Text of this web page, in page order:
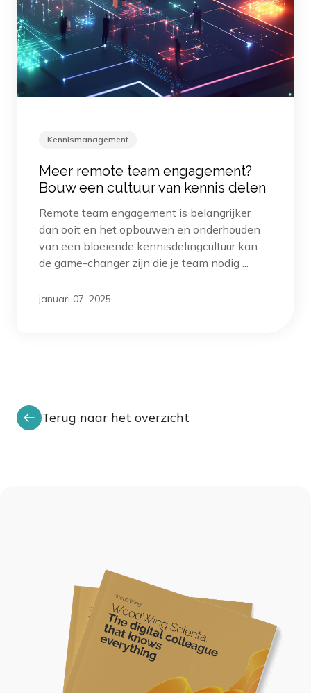
Kennismanagement
Meer remote team engagement?
Bouw een cultuur van kennis delen
Remote team engagement is belangrijker
dan ooit en het opbouwen en onderhouden
van een bloeiende kennisdelingcultuur kan
de game-changer zijn die je team nodig ...
januari 07, 2025
Terug naar het overzicht